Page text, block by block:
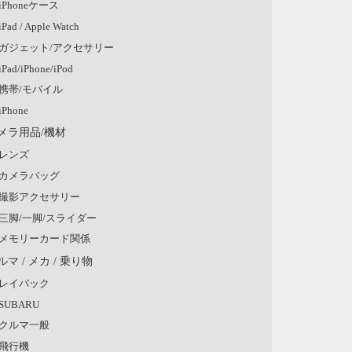
ケース
/ Apple Watch
ジェット/アクセサリー
iPhone/iPod
帯/モバイル
ラ用品/機材
ンズ
メラバッグ
影アクセサリー
脚/一脚/スライダー
モリーカード関係
マ / メカ / 乗り物
イバック
ルマ一般
行機